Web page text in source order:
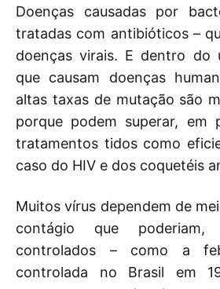
Doenças causadas por
tratadas com antibióticos –
doenças virais. E dentro do
que causam doenças
altas taxas de mutação são
porque podem superar, em
tratamentos tidos como
caso do HIV e dos coquetéis
Muitos vírus dependem de
contágio que
controlados – como a
controlada no Brasil em